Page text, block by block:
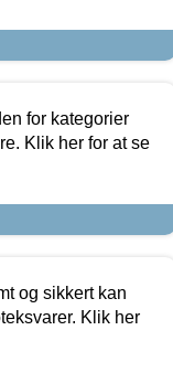
for kategorier
Klik her for at se
og sikkert kan
Klik her